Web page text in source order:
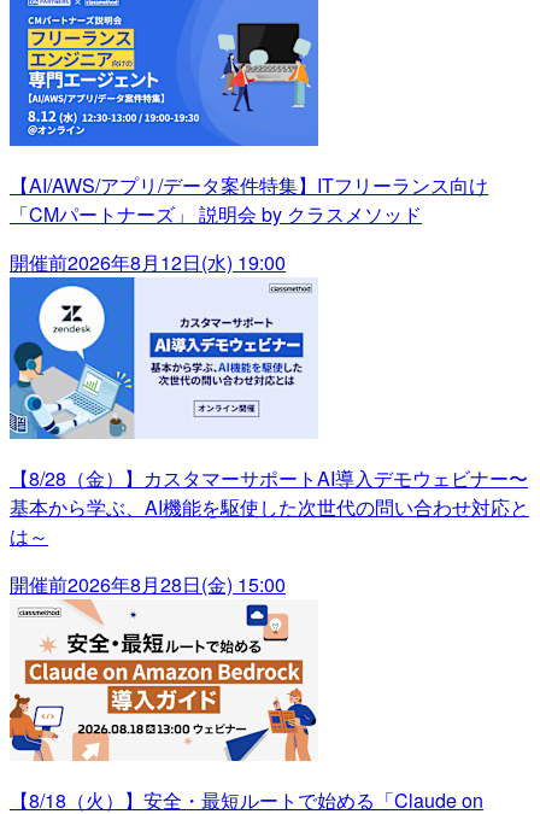
【AI/AWS/アプリ/データ案件特集】ITフリーランス向け
「CMパートナーズ」 説明会 by クラスメソッド
開催前2026年8月12日(水) 19:00
【8/28（金）】カスタマーサポートAI導入デモウェビナー〜
基本から学ぶ、AI機能を駆使した次世代の問い合わせ対応と
は～
開催前2026年8月28日(金) 15:00
【8/18（火）】安全・最短ルートで始める「Claude on